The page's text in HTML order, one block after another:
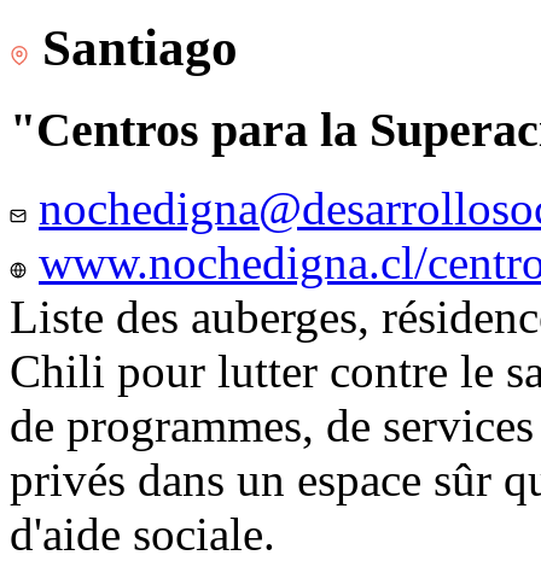
Santiago
"Centros para la
www.nochedigna.cl/
Liste des auberges,
Chili pour lutter contre le
de programmes, de
privés dans un espace sûr
d'aide sociale.